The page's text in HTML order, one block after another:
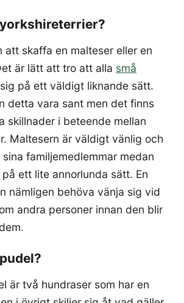
att skaffa en malteser eller en
är lätt att tro att alla små
på ett väldigt liknande sätt.
detta vara sant men det finns
skillnader i beteende mellan
Maltesern är väldigt vänlig och
familjemedlemmar medan
ett lite annorlunda sätt. En
nämligen behöva vänja sig vid
andra personer innan den blir
är två hundraser som har en